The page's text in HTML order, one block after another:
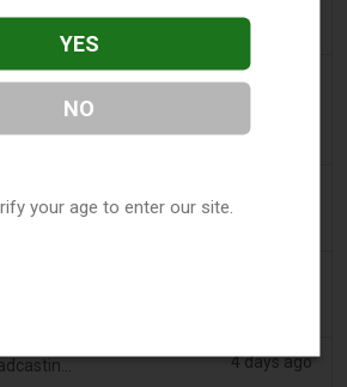
3 days ago
十亿美元的电子烟丑闻正在毒害纳
4 days ago
YES
NO
your age to enter our site.